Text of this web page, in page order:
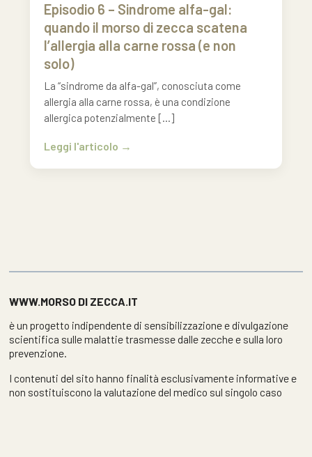
Episodio 6 – Sindrome alfa-gal:
quando il morso di zecca scatena
l’allergia alla carne rossa (e non
solo)
La “sindrome da alfa-gal”, conosciuta come
allergia alla carne rossa, è una condizione
allergica potenzialmente […]
Leggi l'articolo
WWW.MORSO DI ZECCA.IT
è un progetto indipendente di sensibilizzazione e divulgazione
scientifica sulle malattie trasmesse dalle zecche e sulla loro
prevenzione.
I contenuti del sito hanno finalità esclusivamente informative e
non sostituiscono la valutazione del medico sul singolo caso